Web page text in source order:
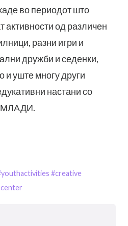
во периодот што
активности од различен
разни игри и
дружби и седенки,
и уште многу други
настани со
МЛАДИ.
#creative